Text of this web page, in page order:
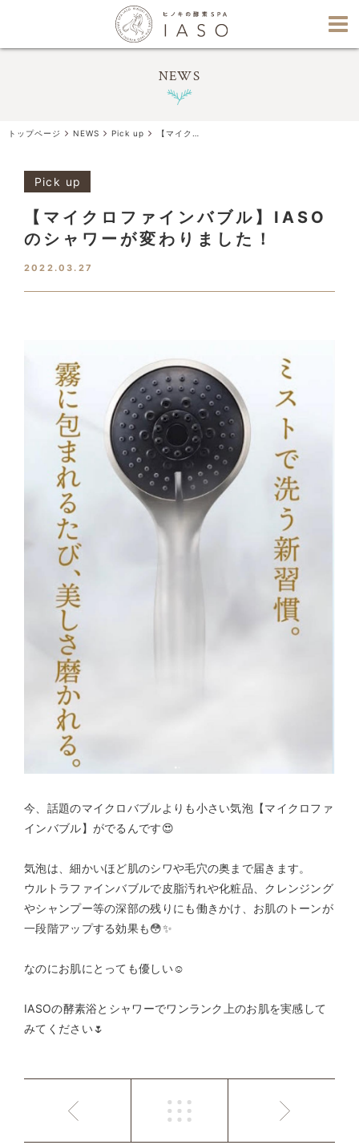
NEWS
トップページ NEWS Pick up
Pick up
【マイクロファインバブル】IASO
のシャワーが変わりました！
2022.03.27
今、話題のマイクロバブルよりも小さい気泡【マイクロファ
インバブル】がでるんです😍
気泡は、細かいほど肌のシワや毛穴の奥まで届きます。
ウルトラファインバブルで皮脂汚れや化粧品、クレンジング
やシャンプー等の深部の残りにも働きかけ、お肌のトーンが
一段階アップする効果も😳✨
なのにお肌にとっても優しい☺️
IASOの酵素浴とシャワーでワンランク上のお肌を実感して
みてください🌷